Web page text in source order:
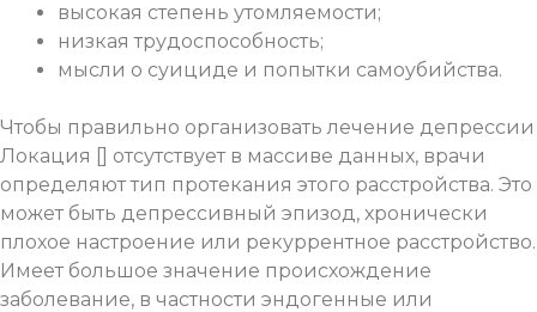
высокая степень утомляемости;
низкая трудоспособность;
мысли о суициде и попытки самоубийства.
Чтобы правильно организовать лечение депрессии
Локация [] отсутствует в массиве данных, врачи
определяют тип протекания этого расстройства. Это
может быть депрессивный эпизод, хронически
плохое настроение или рекуррентное расстройство.
Имеет большое значение происхождение
заболевание, в частности эндогенные или